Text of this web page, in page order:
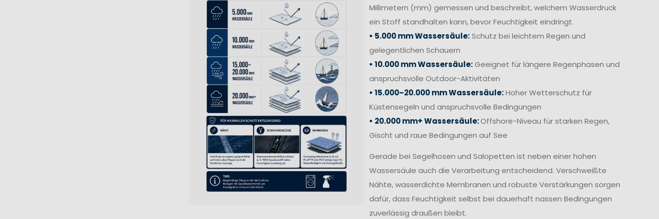
Millimetern (mm) gemessen und beschreibt, welchem Wasserdruck
ein Stoff standhalten kann, bevor Feuchtigkeit eindringt.
• 5.000 mm Wassersäule:Schutz bei leichtem Regen und
gelegentlichen Schauern
• 10.000 mm Wassersäule:Geeignet für längere Regenphasen und
anspruchsvolle Outdoor-Aktivitäten
• 15.000–20.000 mm Wassersäule:Hoher Wetterschutz für
Küstensegeln und anspruchsvolle Bedingungen
• 20.000 mm+ Wassersäule:Offshore-Niveau für starken Regen,
Gischt und raue Bedingungen auf See
Gerade bei Segelhosen und Salopetten ist neben einer hohen
Wassersäule auch die Verarbeitung entscheidend. Verschweißte
Nähte, wasserdichte Membranen und robuste Verstärkungen sorgen
dafür, dass Feuchtigkeit selbst bei dauerhaft nassen Bedingungen
zuverlässig draußen bleibt.